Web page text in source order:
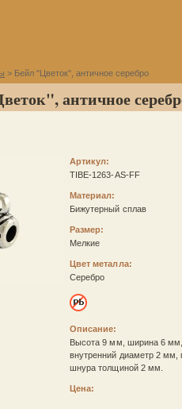
> Бейл "Цветок", античное серебро
античное
Артикул:
TIBE-1263-AS-FF
Материал:
Бижутерный сплав
Размер:
Мелкие
Цвет металла:
Серебро
Описание:
Высота 9 мм, ширина 6
внутренний диаметр 2 мм,
шнура толщиной 2 мм.
Цена: